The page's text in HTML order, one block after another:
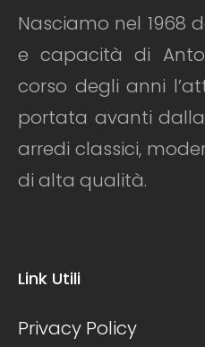
Nasciamo nel 1968
e capacità di
corso degli anni
portata avanti
arredi classici,
di alta qualità.
Link Utili
Privacy Policy